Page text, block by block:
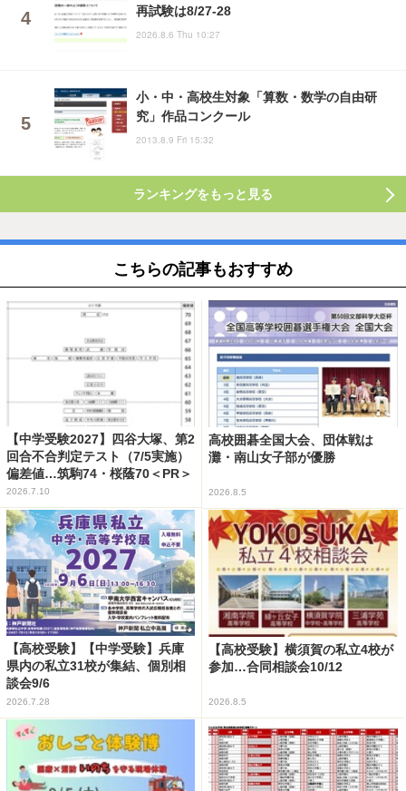
再試験は8/27-28
2026.8.6 Thu 10:27
小・中・高校生対象「算数・数学の自由研
究」作品コンクール
2013.8.9 Fri 15:32
ランキングをもっと見る
こちらの記事もおすすめ
【中学受験2027】四谷大塚、第2
回合不合判定テスト（7/5実施）
偏差値…筑駒74・桜蔭70＜PR＞
2026.7.10
高校囲碁全国大会、団体戦は
灘・南山女子部が優勝
2026.8.5
【高校受験】【中学受験】兵庫
県内の私立31校が集結、個別相
談会9/6
2026.7.28
【高校受験】横須賀の私立4校が
参加…合同相談会10/12
2026.8.5